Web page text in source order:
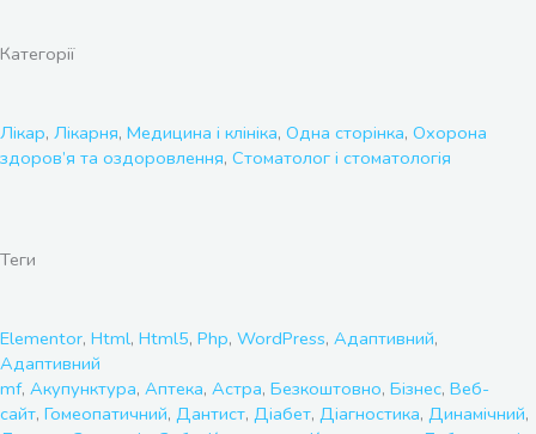
Категорії
Лікар, Лікарня, Медицина і клініка, Одна сторінка, Охорона
здоров’я та оздоровлення, Стоматолог і стоматологія
Теги
Elementor, Html, Html5, Php, WordPress, Адаптивний,
Адаптивний
mf, Акупунктура, Аптека, Астра, Безкоштовно, Бізнес, Веб-
сайт, Гомеопатичний, Дантист, Діабет, Діагностика, Динамічний,